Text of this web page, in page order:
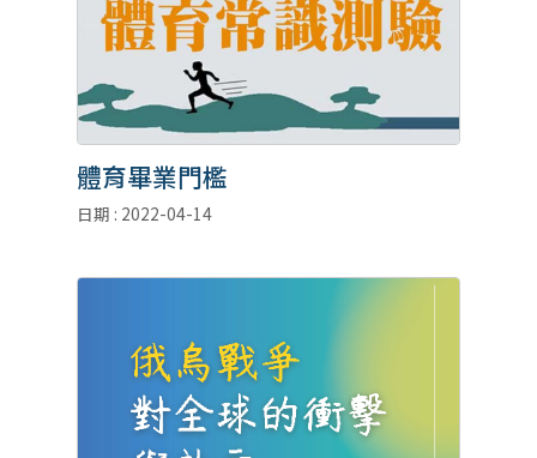
體育畢業門檻
日期 : 2022-04-14